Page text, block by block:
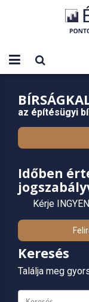
az építésügyi
Időben
Kérje
Keresés
Találja meg